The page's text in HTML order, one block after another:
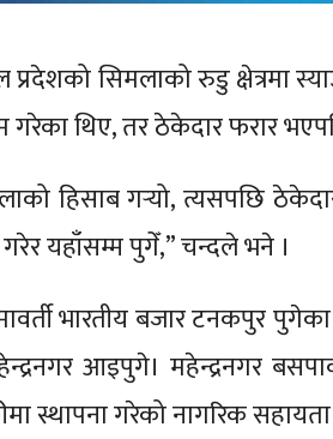
प्रदेशको सिमलाको रुडु क्षेत्रमा
थिए, तर ठेकेदार फरार
हिसाब गर्‍यो, त्यसपछि
यहाँसम्म पुगेँ,” चन्दले भने ।
भारतीय बजार टनकपुर
आइपुगे। महेन्द्रनगर
स्थापना गरेको नागरिक